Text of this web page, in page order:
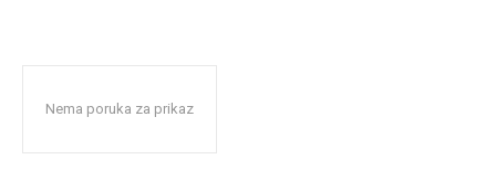
Nema poruka za prikaz